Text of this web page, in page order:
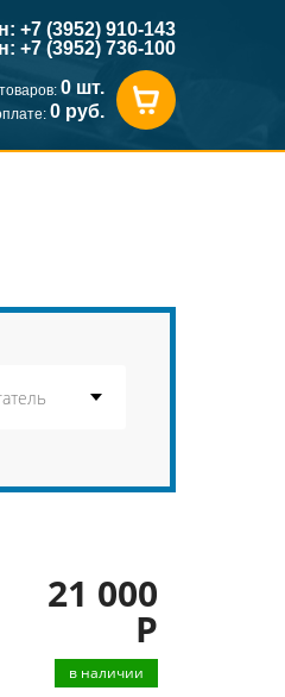
+7 (3952) 910-143
+7 (3952) 736-100
товаров: 0 шт.
0 руб.
21 000
Р
в наличии